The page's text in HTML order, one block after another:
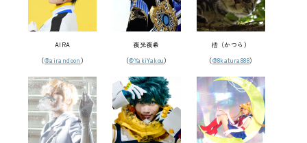
AIRA
（@airandoon）
夜光夜希
（@YakiYakou）
楿（かつら）
（@8katura888）